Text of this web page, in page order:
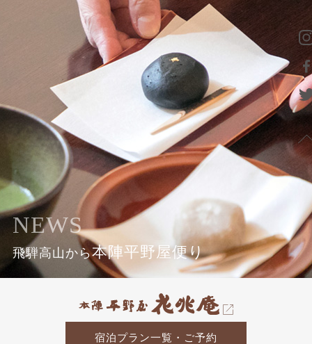
NEWS
飛騨高山から本陣平野屋便り
宿泊プラン一覧・ご予約